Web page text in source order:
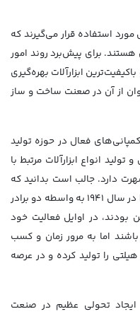
استفاده قرار می‌گیرند که
هستند. برای پیش‌برد روند امور
ابزارآلات بهره‌گیری
از آن در صعنت ساخت و ساز
فعال در حوزه تولید
انواع ابزارآلات مرتبط با
دارد. جالب است بدانید که
این شرکت برای نخستین بار فعالیت خود را در سال ۱۹۴۱ به واسطه دو برادر
بودند، در اوایل فعالیت خود
اما به مرور زمان و کسب
را تولید کرده و در عرصه
تحولی عظیم در صنعت